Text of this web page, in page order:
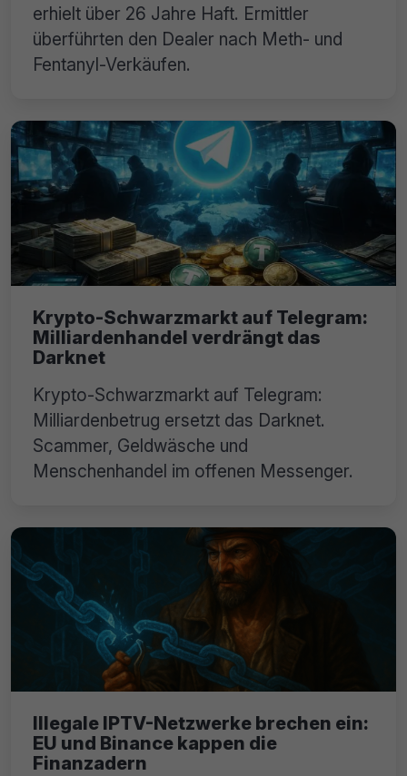
erhielt über 26 Jahre Haft. Ermittler
überführten den Dealer nach Meth- und
Fentanyl-Verkäufen.
Krypto-Schwarzmarkt auf Telegram:
Milliardenhandel verdrängt das
Darknet
Krypto-Schwarzmarkt auf Telegram:
Milliardenbetrug ersetzt das Darknet.
Scammer, Geldwäsche und
Menschenhandel im offenen Messenger.
Illegale IPTV-Netzwerke brechen ein:
EU und Binance kappen die
Finanzadern